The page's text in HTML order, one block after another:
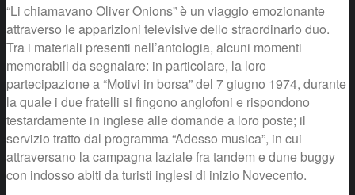
“Li chiamavano Oliver Onions” è un viaggio emozionante
attraverso le apparizioni televisive dello straordinario duo.
Tra i materiali presenti nell’antologia, alcuni momenti
memorabili da segnalare: in particolare, la loro
partecipazione a “Motivi in borsa” del 7 giugno 1974, durante
la quale i due fratelli si fingono anglofoni e rispondono
testardamente in inglese alle domande a loro poste; il
servizio tratto dal programma “Adesso musica”, in cui
attraversano la campagna laziale fra tandem e dune buggy
con indosso abiti da turisti inglesi di inizio Novecento.